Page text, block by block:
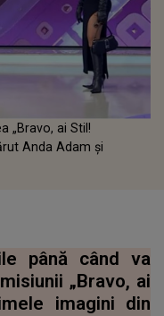
„Bravo, ai Stil!
Anda Adam și
până când va
„Bravo, ai
imagini din